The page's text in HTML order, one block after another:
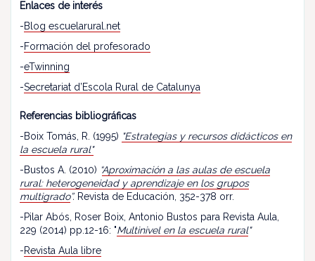
Enlaces de interés
-Blog escuelarural.net
-Formación del profesorado
-eTwinning
-Secretariat d’Escola Rural de Catalunya
Referencias bibliográficas
-Boix Tomás, R. (1995) "Estrategias y recursos didácticos en
la escuela rural"
-Bustos A. (2010) “Aproximación a las aulas de escuela
rural: heterogeneidad y aprendizaje en los grupos
multigrado”. Revista de Educación, 352-378 orr.
-Pilar Abós, Roser Boix, Antonio Bustos para Revista Aula,
229 (2014) pp.12-16: "Multinivel en la escuela rural"
-Revista Aula libre